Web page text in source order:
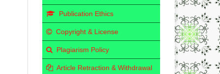
Publication Ethics
Copyright & License
Plagiarism Policy
Article Retraction & Withdrawal